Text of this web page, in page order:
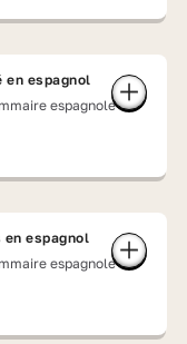
en espagnol
espagnole
espagnol
espagnole